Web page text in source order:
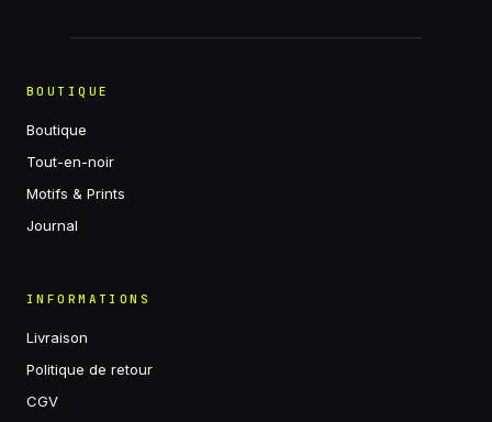
BOUTIQUE
Boutique
Tout-en-noir
Motifs & Prints
Journal
INFORMATIONS
Livraison
Politique de retour
CGV